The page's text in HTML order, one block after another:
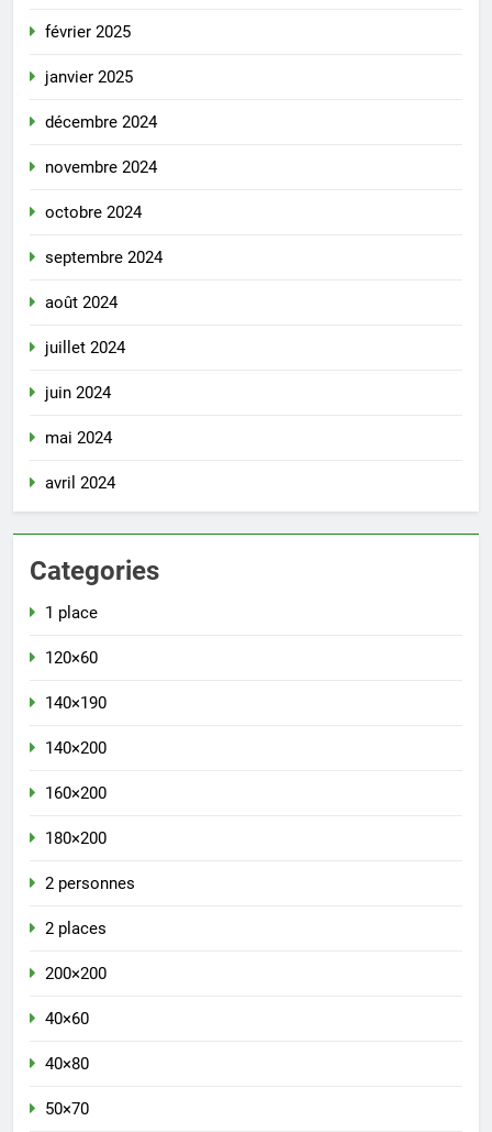
février 2025
janvier 2025
décembre 2024
novembre 2024
octobre 2024
septembre 2024
août 2024
juillet 2024
juin 2024
mai 2024
avril 2024
Categories
1 place
120×60
140×190
140×200
160×200
180×200
2 personnes
2 places
200×200
40×60
40×80
50×70